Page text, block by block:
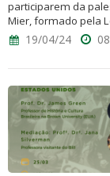
participarem da
Mier, formado pela
19/04/24